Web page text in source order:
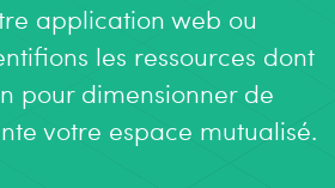
application web ou
les ressources dont
pour dimensionner de
votre espace mutualisé.